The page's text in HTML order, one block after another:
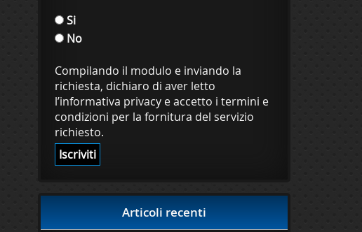
Si
No
Compilando il modulo e inviando la
richiesta, dichiaro di aver letto
l’informativa privacy e accetto i termini e
condizioni per la fornitura del servizio
richiesto.
Articoli recenti